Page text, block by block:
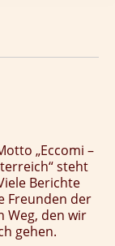
„Eccomi –
steht
Berichte
Freunden der
Weg, den wir
gehen.